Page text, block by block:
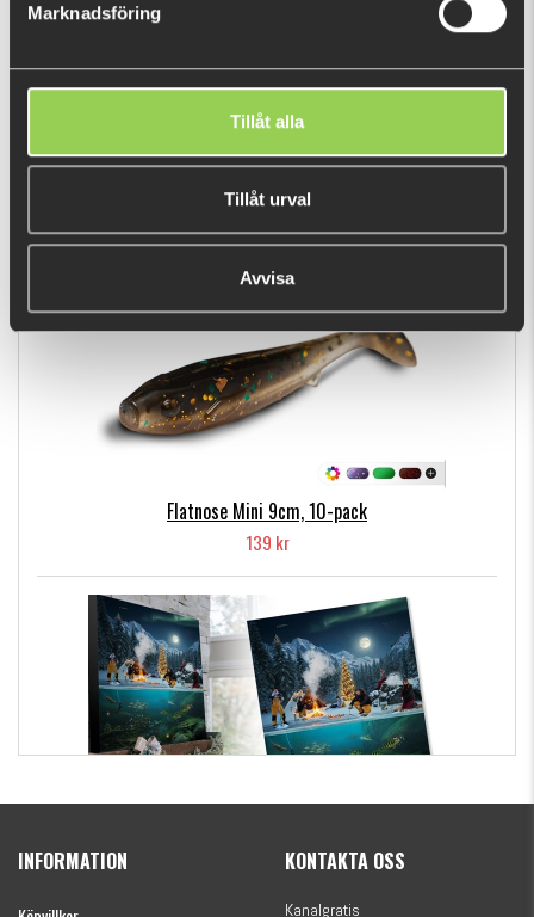
Marknadsföring
Tillåt alla
Tillåt urval
Avvisa
zzzflatgdir
139 kr
POPULÄRA PRODUKTER
Flatnose Mini 9cm, 10-pack
139 kr
(julkalender)
INFORMATION KONTAKTA OSS
Kanalgratis